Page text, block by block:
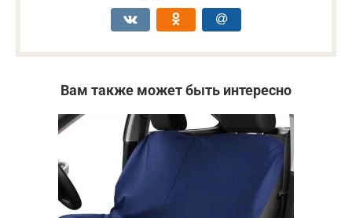
Вам также может быть интересно